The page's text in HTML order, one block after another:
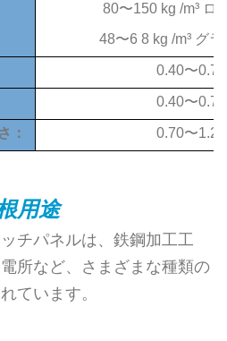
80〜150kg /m³ロ
48〜6 8 kg /m³ グ
0.40〜
0.40〜
： 0.70〜
用途
チパネルは、鉄鋼加工工
所など、さまざまな種類の
ています。